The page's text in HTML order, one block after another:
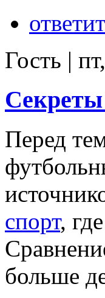
Гость |
Секреты
Перед
спорт,
больше